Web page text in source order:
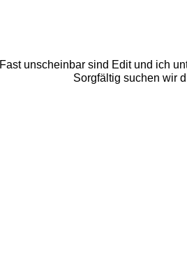
Fast unscheinbar sind Edit und ich
Sorgfältig suchen wir